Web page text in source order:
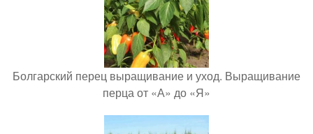
Болгарский перец выращивание и уход. Выращивание
перца от «А» до «Я»